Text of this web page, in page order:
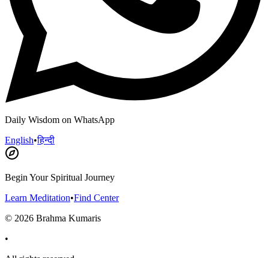
Daily Wisdom on WhatsApp
English•हिन्दी
Begin Your Spiritual Journey
Learn Meditation•Find Center
© 2026 Brahma Kumaris
•